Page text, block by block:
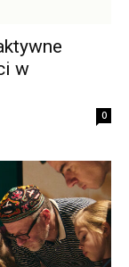
w
0